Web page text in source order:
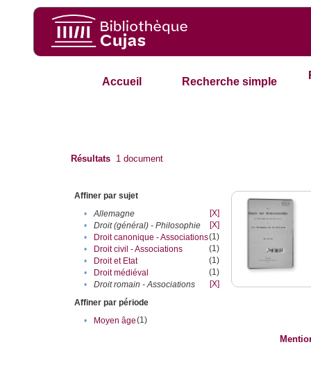
Accueil Recherche simple
Résultats 1 document
Affiner par sujet
•
Allemagne
[X]
•
Droit (général) - Philosophie
[X]
•
Droit canonique - Associations(1)
•
Droit civil - Associations
(1)
•
Droit et Etat
(1)
•
Droit médiéval
(1)
•
Droit romain - Associations
[X]
Affiner par période
•
Moyen âge(1)